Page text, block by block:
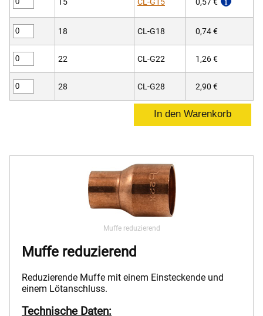
18 CL-G18 0,74 €
22 CL-G22 1,26 €
28 CL-G28 2,90 €
Muffe reduzierend
Muffe reduzierend
Reduzierende Muffe mit einem Einsteckende und
einem Lötanschluss.
Technische Daten: